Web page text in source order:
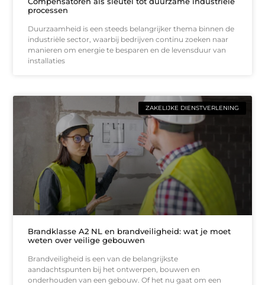
processen
Duurzaamheid is een steeds belangrijker thema binnen de
industriële sector, waarbij bedrijven continu zoeken naar
manieren om energie te besparen en de levensduur van
installaties
ZAKELIJKE DIENSTVERLENING
Brandklasse A2 NL en brandveiligheid: wat je moet
weten over veilige gebouwen
Brandveiligheid is een van de belangrijkste
aandachtspunten bij het ontwerpen, bouwen en
onderhouden van een gebouw. Of het nu gaat om een